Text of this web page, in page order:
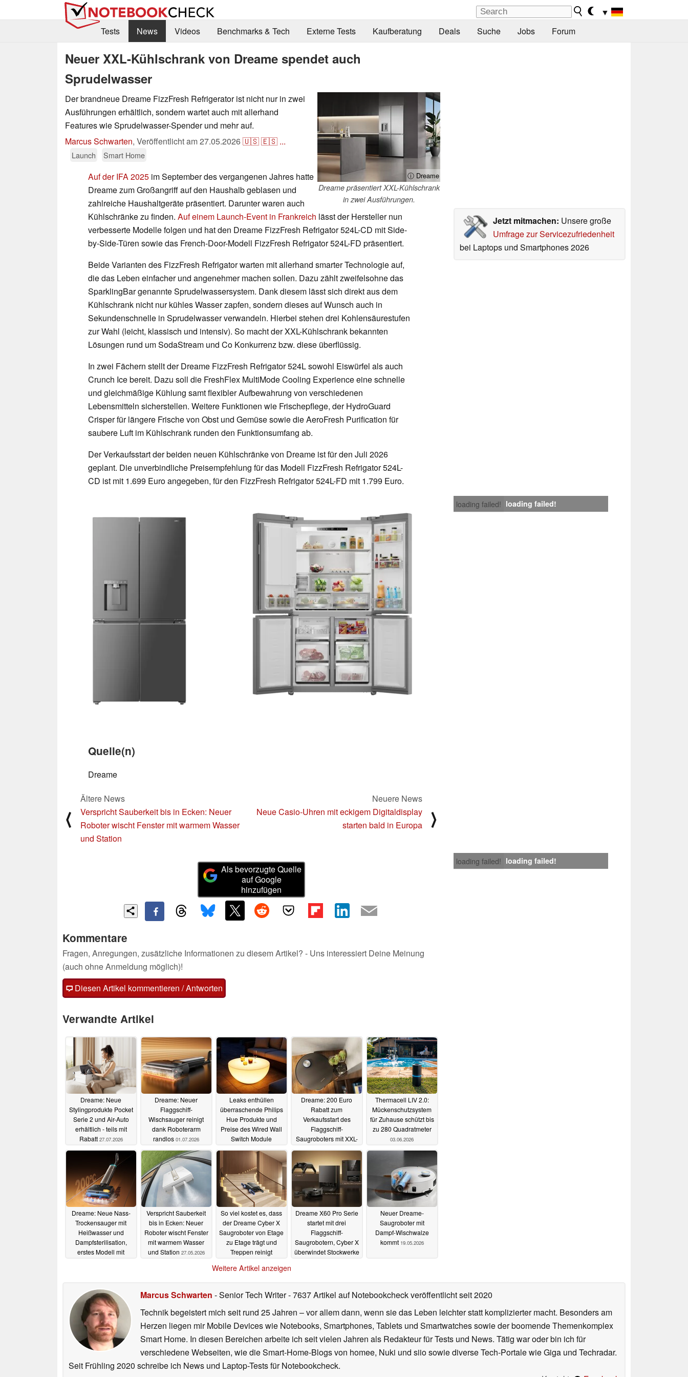
▼
Tests
News Videos Benchmarks & Tech Externe Tests Kaufberatung Deals Suche Jobs Forum
Neuer XXL-Kühlschrank von Dreame spendet auch
Sprudelwasser
ⓘ Dreame
Dreame präsentiert XXL-Kühlschrank
in zwei Ausführungen.
Der brandneue Dreame FizzFresh Refrigerator ist nicht nur in zwei
Ausführungen erhältlich, sondern wartet auch mit allerhand
Features wie Sprudelwasser-Spender und mehr auf.
Marcus Schwarten, Veröffentlicht am27.05.2026🇺🇸🇪🇸 ...
Launch Smart Home
Jetzt mitmachen: Unsere große
Umfrage zur Servicezufriedenheit
bei Laptops und Smartphones 2026
Auf der IFA 2025 im September des vergangenen Jahres hatte
Dreame zum Großangriff auf den Haushalb geblasen und
zahlreiche Haushaltgeräte präsentiert. Darunter waren auch
Kühlschränke zu finden. Auf einem Launch-Event in Frankreich lässt der Hersteller nun
verbesserte Modelle folgen und hat den Dreame FizzFresh Refrigator 524L-CD mit Side-
by-Side-Türen sowie das French-Door-Modell FizzFresh Refrigator 524L-FD präsentiert.
Beide Varianten des FizzFresh Refrigator warten mit allerhand smarter Technologie auf,
die das Leben einfacher und angenehmer machen sollen. Dazu zählt zweifelsohne das
SparklingBar genannte Sprudelwassersystem. Dank diesem lässt sich direkt aus dem
Kühlschrank nicht nur kühles Wasser zapfen, sondern dieses auf Wunsch auch in
Sekundenschnelle in Sprudelwasser verwandeln. Hierbei stehen drei Kohlensäurestufen
zur Wahl (leicht, klassisch und intensiv). So macht der XXL-Kühlschrank bekannten
Lösungen rund um SodaStream und Co Konkurrenz bzw. diese überflüssig.
In zwei Fächern stellt der Dreame FizzFresh Refrigator 524L sowohl Eiswürfel als auch
Crunch Ice bereit. Dazu soll die FreshFlex MultiMode Cooling Experience eine schnelle
und gleichmäßige Kühlung samt flexibler Aufbewahrung von verschiedenen
Lebensmitteln sicherstellen. Weitere Funktionen wie Frischepflege, der HydroGuard
Crisper für längere Frische von Obst und Gemüse sowie die AeroFresh Purification für
saubere Luft im Kühlschrank runden den Funktionsumfang ab.
Der Verkaufsstart der beiden neuen Kühlschränke von Dreame ist für den Juli 2026
geplant. Die unverbindliche Preisempfehlung für das Modell FizzFresh Refrigator 524L-
CD ist mit 1.699 Euro angegeben, für den FizzFresh Refrigator 524L-FD mit 1.799 Euro.
loading failed! loading failed!
Quelle(n)
Dreame
⟨
Ältere News
Verspricht Sauberkeit bis in Ecken: Neuer
Roboter wischt Fenster mit warmem Wasser
und Station
Neuere News
Neue Casio-Uhren mit eckigem Digitaldisplay
starten bald in Europa
⟩
loading failed! loading failed!
Als bevorzugte Quelle
auf Google
hinzufügen
Kommentare
Fragen, Anregungen, zusätzliche Informationen zu diesem Artikel? - Uns interessiert Deine Meinung
(auch ohne Anmeldung möglich)!
Diesen Artikel kommentieren / Antworten
Verwandte Artikel
Dreame: Neue
Stylingprodukte Pocket
Serie 2 und Air-Auto
erhältlich - teils mit
Rabatt 27.07.2026
Dreame: Neuer
Flaggschiff-
Wischsauger reinigt
dank Roboterarm
randlos 01.07.2026
Leaks enthüllen
überraschende Philips
Hue Produkte und
Preise des Wired Wall
Switch Module
08.06.2026
Dreame: 200 Euro
Rabatt zum
Verkaufsstart des
Flaggschiff-
Saugroboters mit XXL-
Armen05.06.2026
Thermacell LIV 2.0:
Mückenschutzsystem
für Zuhause schützt bis
zu 280 Quadratmeter
03.06.2026
Dreame: Neue Nass-
Trockensauger mit
Heißwasser und
Dampfsterilisation,
erstes Modell mit
Verspricht Sauberkeit
bis in Ecken: Neuer
Roboter wischt Fenster
mit warmem Wasser
und Station 27.05.2026
So viel kostet es, dass
der Dreame Cyber X
Saugroboter von Etage
zu Etage trägt und
Treppen reinigt
Dreame X60 Pro Serie
startet mit drei
Flaggschiff-
Saugrobotern, Cyber X
überwindet Stockwerke
Neuer Dreame-
Saugroboter mit
Dampf-Wischwalze
kommt 19.05.2026
Weitere Artikel anzeigen
Marcus Schwarten - Senior Tech Writer- 7637 Artikel auf Notebookcheck veröffentlichtseit 2020
Technik begeistert mich seit rund 25 Jahren – vor allem dann, wenn sie das Leben leichter statt komplizierter macht. Besonders am
Herzen liegen mir Mobile Devices wie Notebooks, Smartphones, Tablets und Smartwatches sowie der boomende Themenkomplex
Smart Home. In diesen Bereichen arbeite ich seit vielen Jahren als Redakteur für Tests und News. Tätig war oder bin ich für
verschiedene Webseiten, wie die Smart-Home-Blogs von homee, Nuki und siio sowie diverse Tech-Portale wie Giga und Techradar.
Seit Frühling 2020 schreibe ich News und Laptop-Tests für Notebookcheck.